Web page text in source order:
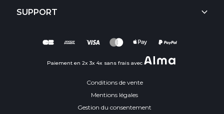
SUPPORT keyboard_arrow_down
Paiement en 2x 3x 4x sans frais avec
Conditions de vente
Mentions légales
Gestion du consentement